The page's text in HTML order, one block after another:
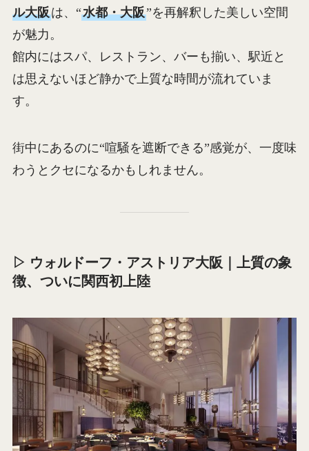
ル大阪は、“水都・大阪”を再解釈した美しい空間
が魅力。
館内にはスパ、レストラン、バーも揃い、駅近と
は思えないほど静かで上質な時間が流れていま
す。
街中にあるのに“喧騒を遮断できる”感覚が、一度味
わうとクセになるかもしれません。
▷ ウォルドーフ・アストリア大阪｜上質の象
徴、ついに関西初上陸